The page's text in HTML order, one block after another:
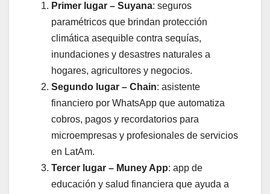
Primer lugar – Suyana: seguros
paramétricos que brindan protección
climática asequible contra sequías,
inundaciones y desastres naturales a
hogares, agricultores y negocios.
Segundo lugar – Chain: asistente
financiero por WhatsApp que automatiza
cobros, pagos y recordatorios para
microempresas y profesionales de servicios
en LatAm.
Tercer lugar – Muney App: app de
educación y salud financiera que ayuda a